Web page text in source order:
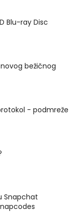
Blu-ray Disc
bežičnog
- podmreže
Snapchat